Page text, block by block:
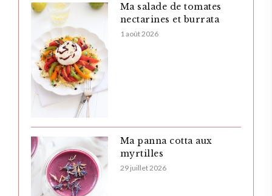
Ma salade de tomates
nectarines et burrata
1 août 2026
Ma panna cotta aux
myrtilles
29 juillet 2026